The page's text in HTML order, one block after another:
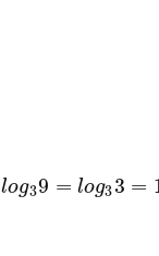
log39 = log33 =